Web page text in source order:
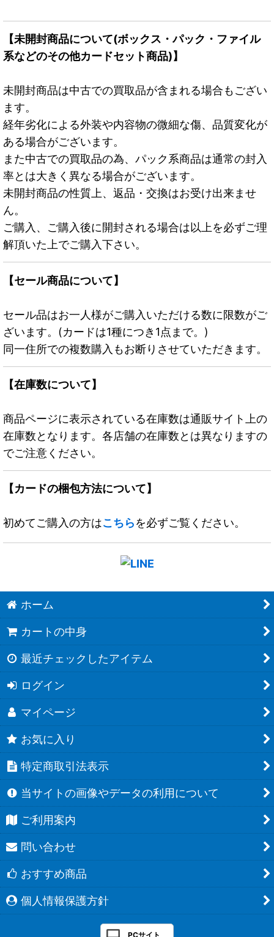
【未開封商品について(ボックス・パック・ファイル
系などのその他カードセット商品)】
未開封商品は中古での買取品が含まれる場合もござい
ます。
経年劣化による外装や内容物の微細な傷、品質変化が
ある場合がございます。
また中古での買取品の為、パック系商品は通常の封入
率とは大きく異なる場合がございます。
未開封商品の性質上、返品・交換はお受け出来ませ
ん。
ご購入、ご購入後に開封される場合は以上を必ずご理
解頂いた上でご購入下さい。
【セール商品について】
セール品はお一人様がご購入いただける数に限数がご
ざいます。(カードは1種につき1点まで。)
同一住所での複数購入もお断りさせていただきます。
【在庫数について】
商品ページに表示されている在庫数は通販サイト上の
在庫数となります。各店舗の在庫数とは異なりますの
でご注意ください。
【カードの梱包方法について】
初めてご購入の方はこちらを必ずご覧ください。
ホーム
カートの中身
最近チェックしたアイテム
ログイン
マイページ
お気に入り
特定商取引法表示
当サイトの画像やデータの利用について
ご利用案内
問い合わせ
おすすめ商品
個人情報保護方針
PCサイト